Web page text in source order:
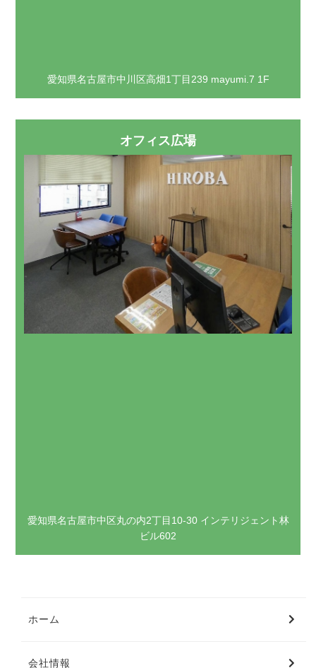
愛知県名古屋市中川区高畑1丁目239 mayumi.7 1F
オフィス広場
愛知県名古屋市中区丸の内2丁目10-30 インテリジェント林
ビル602
ホーム
会社情報